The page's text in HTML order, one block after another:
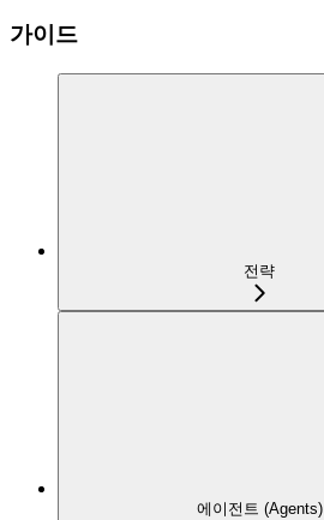
가이드
전략
에이전트 (Agents)